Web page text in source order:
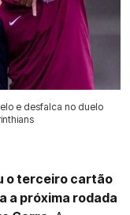
e desfalca no duelo
o terceiro cartão
a próxima rodada